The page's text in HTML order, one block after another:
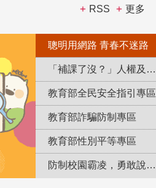
RSS 更多
聰明用網路 青春不迷路
「補課了沒？」人權及轉型正義教育專區
教育部全民安全指引專區
教育部詐騙防制專區
教育部性別平等專區
防制校園霸凌，勇敢說出來！